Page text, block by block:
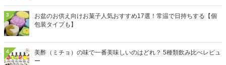
3
お盆のお供え向けお菓子人気おすすめ17選！常温で日持ちする【個
包装タイプも】
4
美酢（ミチョ）の味で一番美味しいのはどれ？ 5種類飲み比べレビュ
ー